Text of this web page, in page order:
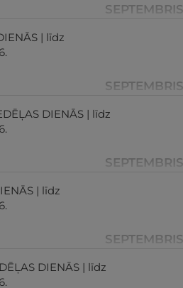
SEPTEMBRIS
| līdz
SEPTEMBRIS
DIENĀS | līdz
SEPTEMBRIS
| līdz
SEPTEMBRIS
DIENĀS | līdz